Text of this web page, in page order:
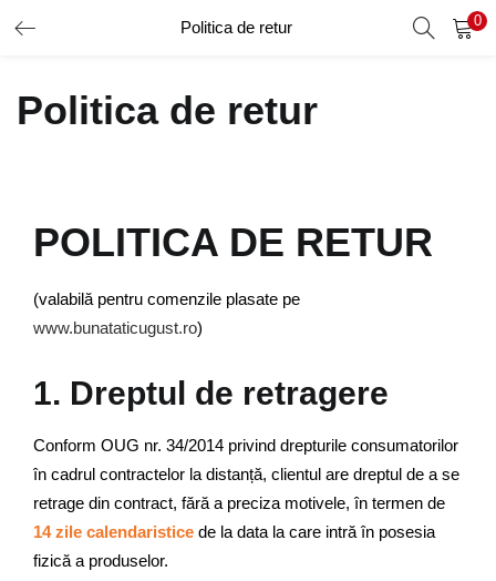
Politica de retur 0
AUTENTIFICARE ÎNREGISTRARE
Introduceți numele de utilizator și parola pentru a vă autentifica.
Politica de retur
POLITICA DE RETUR
(valabilă pentru comenzile plasate pe
www.bunataticugust.ro)
1. Dreptul de retragere
Conform OUG nr. 34/2014 privind drepturile consumatorilor
în cadrul contractelor la distanță, clientul are dreptul de a se
retrage din contract, fără a preciza motivele, în termen de
14 zile calendaristice de la data la care intră în posesia
fizică a produselor.